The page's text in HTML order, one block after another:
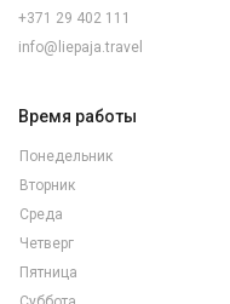
+371 29 402 111
info@liepaja.travel
Время работы
Понедельник
Вторник
Среда
Четверг
Пятница